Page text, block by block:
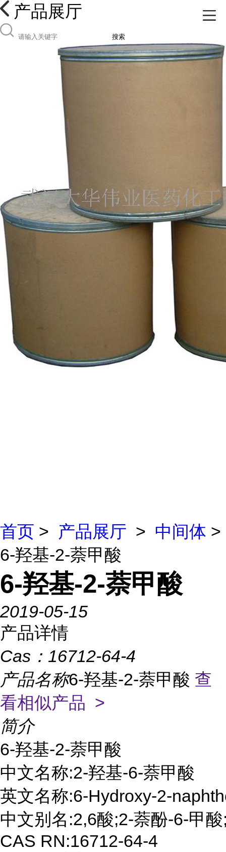
产品展厅
搜索
首页 > 产品展厅 > 中间体 >
6-羟基-2-萘甲酸
6-羟基-2-萘甲酸
2019-05-15
产品详情
Cas： 16712-64-4
产品名称6-羟基-2-萘甲酸 查
看相似产品 >
简介
6-羟基-2-萘甲酸
中文名称:2-羟基-6-萘甲酸
英文名称:6-Hydroxy-2-
中文别名:2,6酸;2-萘酚-6-甲
CAS RN:16712-64-4